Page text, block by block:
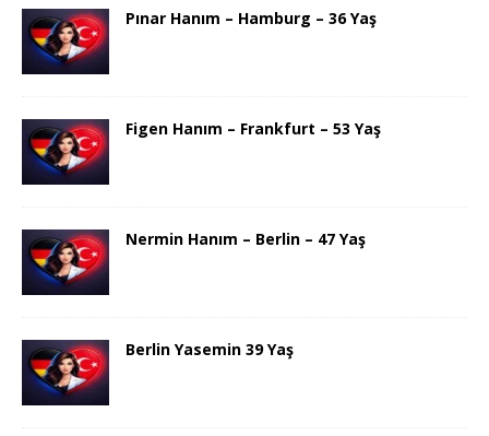
Pınar Hanım – Hamburg – 36 Yaş
Figen Hanım – Frankfurt – 53 Yaş
Nermin Hanım – Berlin – 47 Yaş
Berlin Yasemin 39 Yaş